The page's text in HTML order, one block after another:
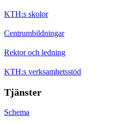
KTH:s skolor
Centrumbildningar
Rektor och ledning
KTH:s verksamhetsstöd
Tjänster
Schema